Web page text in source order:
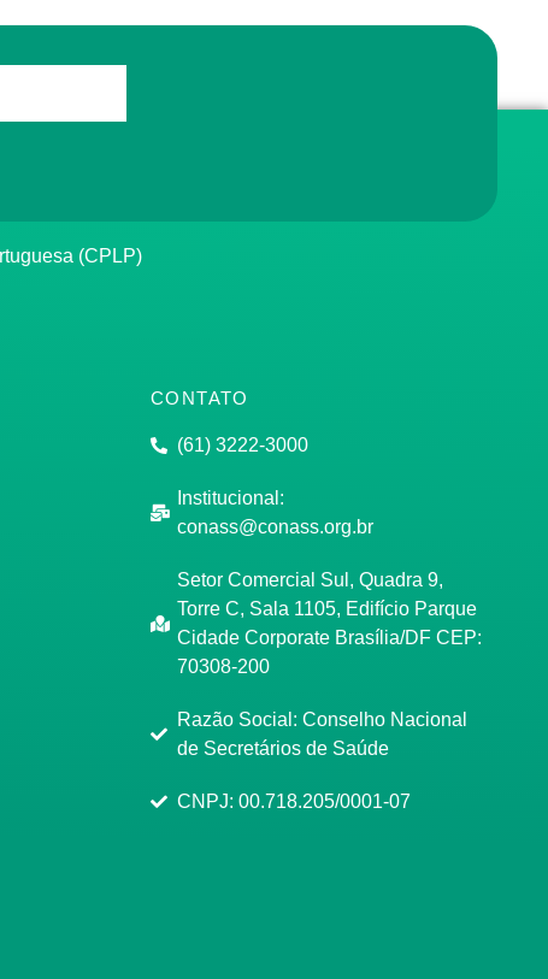
(CPLP)
CONTATO
(61) 3222-3000
Institucional:
conass@conass.org.br
Setor Comercial Sul, Quadra 9,
Torre C, Sala 1105, Edifício Parque
Cidade Corporate Brasília/DF CEP:
70308-200
Razão Social: Conselho Nacional
de Secretários de Saúde
CNPJ: 00.718.205/0001-07